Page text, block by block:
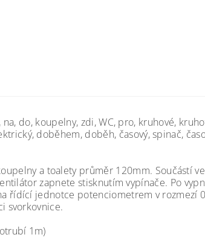
do, koupelny, zdi, WC, pro, kruhové,
doběhem, doběh, časový, spinač,
a toalety průměr 120mm. Součástí
zapnete stisknutím vypínače. Po
řídící jednotce potenciometrem v rozmezí
svorkovnice.
1m)